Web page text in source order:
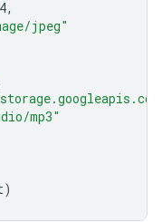
,
jpeg"
mp3"
)